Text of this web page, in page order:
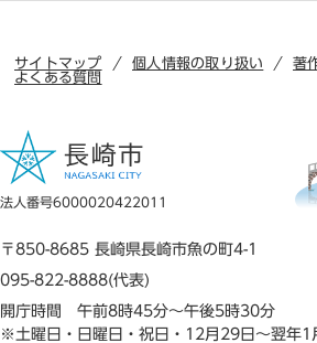
サイトマップ 個人情報の取り扱い
著
よくある質問
法人番号6000020422011
〒850-8685 長崎県長崎市魚の町4-1
095-822-8888(代表)
開庁時間 午前8時45分～午後5時30分
※土曜日・日曜日・祝日・12月29日～翌年1